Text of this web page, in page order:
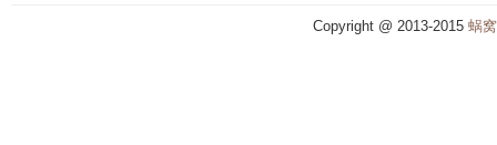
Copyright @ 2013-2015 蜗